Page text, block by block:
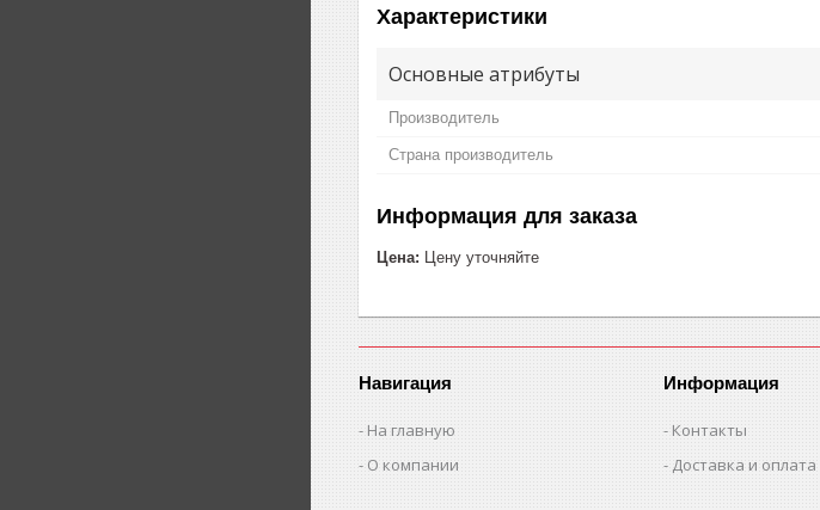
Характеристики
Основные атрибуты
Производитель
Страна производитель
Информация для заказа
Цена: Цену уточняйте
Навигация
На главную
О компании
Информация
Контакты
Доставка и оплата